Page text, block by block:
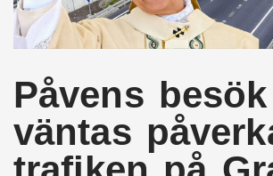
Påvens besök
väntas